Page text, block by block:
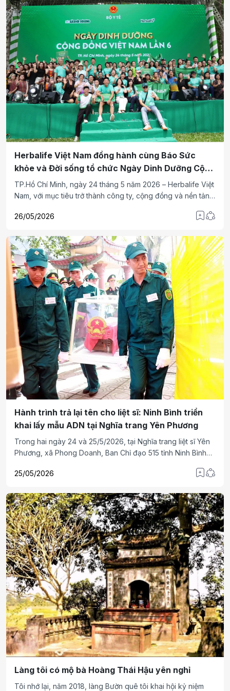
Herbalife Việt Nam đồng hành cùng Báo Sức
khỏe và Đời sống tổ chức Ngày Dinh Dưỡng Cộng
Đồng Việt Nam
TP.Hồ Chí Minh, ngày 24 tháng 5 năm 2026 – Herbalife Việt
Nam, với mục tiêu trở thành công ty, cộng đồng và nền tảng
Báo Sức khỏe và Đời sống (SKĐS), cơ quan ngôn luận của
6 tại Dinh Độc Lập (Hội trường Thống Nhất), trung tâm
TP.Hồ Chí Minh. Sự kiện đã thu hút hàng nghìn người dân
địa phương và khách du lịch, góp phần nâng cao sự quan
tâm về vai trò quan trọng của chế độ dinh dưỡng cân bằng
và việc tập luyện thể dục thường xuyên, đồng thời truyền
cảm hứng cho cộng đồng thực hiện lối sống lành mạnh hơn.
26/05/2026
Hành trình trả lại tên cho liệt sĩ: Ninh Bình triển
khai lấy mẫu ADN tại Nghĩa trang Yên Phương
Trong hai ngày 24 và 25/5/2026, tại Nghĩa trang liệt sĩ Yên
Phương, xã Phong Doanh, Ban Chỉ đạo 515 tỉnh Ninh Bình
điểm lấy mẫu hài cốt liệt sĩ chưa xác định được thông tin
rút kinh nghiệm trước khi triển khai đồng bộ trên địa bàn
toàn tỉnh.
25/05/2026
Làng tôi có mộ bà Hoàng Thái Hậu yên nghỉ
Tôi nhớ lại, năm 2018, làng Bườn quê tôi khai hội kỷ niệm